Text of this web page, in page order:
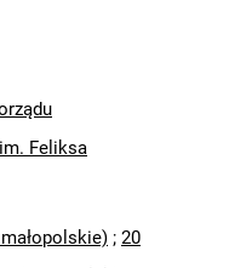
im.
nr 7
im.
Feliksa
; 20